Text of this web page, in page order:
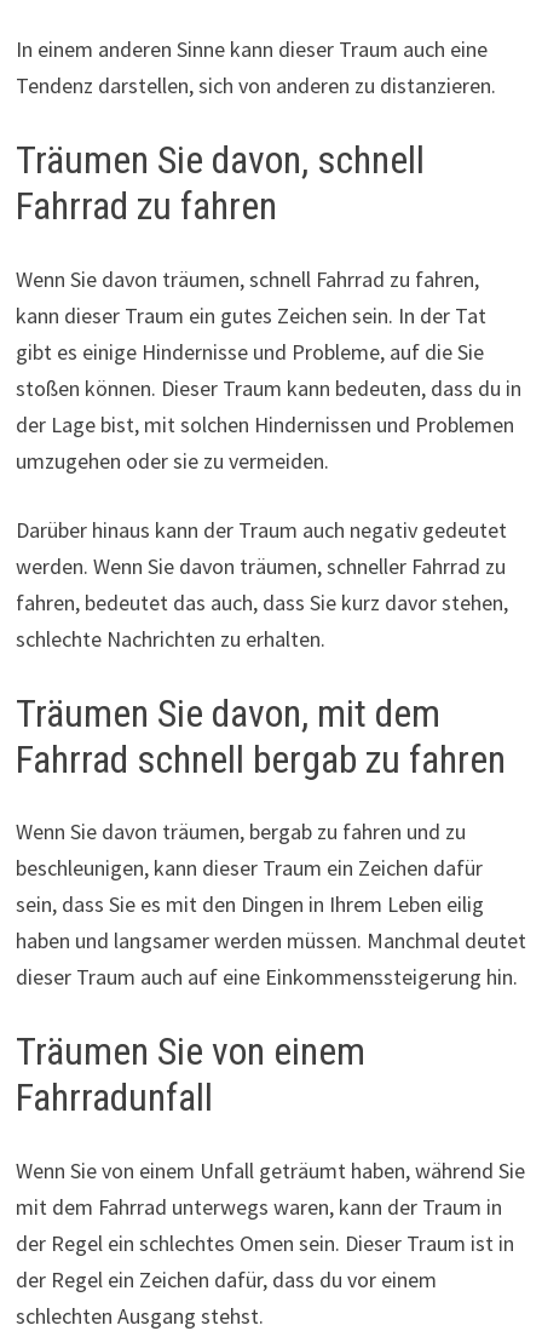
In einem anderen Sinne kann dieser Traum auch eine
Tendenz darstellen, sich von anderen zu distanzieren.
Träumen Sie davon, schnell
Fahrrad zu fahren
Wenn Sie davon träumen, schnell Fahrrad zu fahren,
kann dieser Traum ein gutes Zeichen sein. In der Tat
gibt es einige Hindernisse und Probleme, auf die Sie
stoßen können. Dieser Traum kann bedeuten, dass du in
der Lage bist, mit solchen Hindernissen und Problemen
umzugehen oder sie zu vermeiden.
Darüber hinaus kann der Traum auch negativ gedeutet
werden. Wenn Sie davon träumen, schneller Fahrrad zu
fahren, bedeutet das auch, dass Sie kurz davor stehen,
schlechte Nachrichten zu erhalten.
Träumen Sie davon, mit dem
Fahrrad schnell bergab zu fahren
Wenn Sie davon träumen, bergab zu fahren und zu
beschleunigen, kann dieser Traum ein Zeichen dafür
sein, dass Sie es mit den Dingen in Ihrem Leben eilig
haben und langsamer werden müssen. Manchmal deutet
dieser Traum auch auf eine Einkommenssteigerung hin.
Träumen Sie von einem
Fahrradunfall
Wenn Sie von einem Unfall geträumt haben, während Sie
mit dem Fahrrad unterwegs waren, kann der Traum in
der Regel ein schlechtes Omen sein. Dieser Traum ist in
der Regel ein Zeichen dafür, dass du vor einem
schlechten Ausgang stehst.